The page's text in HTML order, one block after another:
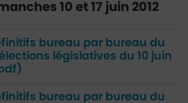
10 et 17 juin 2012
bureau par bureau du
législatives du 10 juin
bureau par bureau du